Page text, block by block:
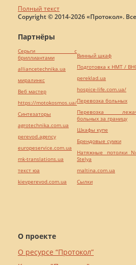
Полный текст
Copyright © 2014-2026 «Протокол».
О проекте
О ресурсе “Протокол”
Партнёры
Серьги с
бриллиантами
alliancetechnika.ua
миралинкс
Веб мастер
https://motokosmos.ua/
Синтезаторы
agrotechnika.com.ua
perevod.agency
europeservice.com.ua
mk-translations.ua
текст юа
kievperevod.com.ua
Винный шкаф
Подготовка к НМТ /
pereklad.ua
hospice-life.com.ua/
Перевозка больных
Перевозка
больных за границу
Шкафы купе
Брендовые сумки
Натяжные потолки
Stelya
maltina.com.ua
Cылки